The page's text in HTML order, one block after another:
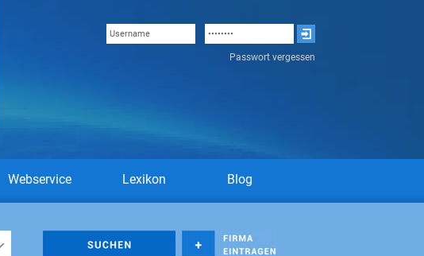
Passwort vergessen
Webservice Lexikon Blog